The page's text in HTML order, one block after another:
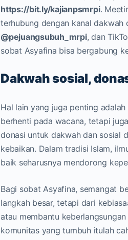
https://bit.ly/kajianpsmrpi.
terhubung dengan kanal dakwah
@pejuangsubuh_mrpi, dan
sobat Asyafina bisa bergabung
Dakwah sosial,
Hal lain yang juga penting
berhenti pada wacana, tetapi
donasi untuk dakwah dan sosial
kebaikan. Dalam tradisi Islam,
baik seharusnya mendorong
Bagi sobat Asyafina, semangat
langkah besar, tetapi dari
atau membantu
komunitas yang tumbuh itulah